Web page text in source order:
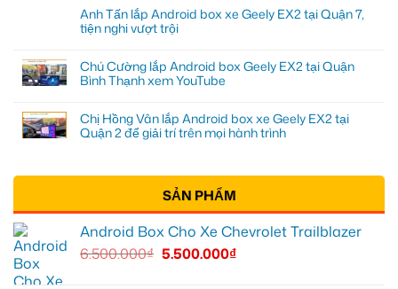
Anh Tấn lắp Android box xe Geely EX2 tại Quận 7,
tiện nghi vượt trội
Chú Cường lắp Android box Geely EX2 tại Quận
Bình Thạnh xem YouTube
Chị Hồng Vân lắp Android box xe Geely EX2 tại
Quận 2 để giải trí trên mọi hành trình
SẢN PHẨM
Android Box Cho Xe Chevrolet Trailblazer
6.500.000₫ 5.500.000₫